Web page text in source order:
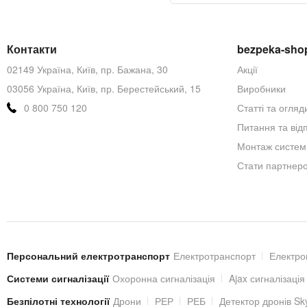
нашу
Контакти
02149 Україна, Київ, пр. Бажана, 30
03056 Україна, Київ, пр. Берестейський, 15
0 800 750 120
bezpeka-
Акції
Виробники
Статті та
Питання та
Монтаж
Стати
Персональний електротранспорт Електротранспорт
Системи сигналізації Охоронна сигналізація Ajax сигналізація
Безпілотні технології Дрони РЕР РЕБ Детектор дронів